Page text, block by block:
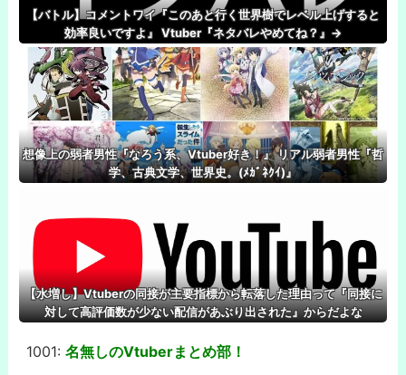
【バトル】コメントワイ『このあと行く世界樹でレベル上げすると
効率良いですよ』 Vtuber『ネタバレやめてね？』→
想像上の弱者男性『なろう系、Vtuber好き！』 リアル弱者男性『哲
学、古典文学、世界史。(ﾒｶﾞﾈｸｲ)』
【水増し】Vtuberの同接が主要指標から転落した理由って『同接に
対して高評価数が少ない配信があぶり出された』からだよな
1001: 名無しのVtuberまとめ部！